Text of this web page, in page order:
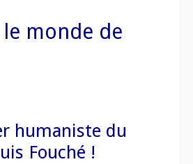
monde de
humaniste du
Fouché !